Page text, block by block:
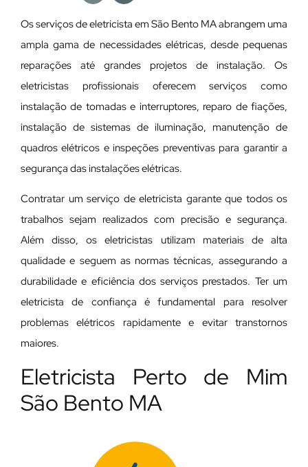
Os serviços de eletricista em São Bento MA abrangem uma
ampla gama de necessidades elétricas, desde pequenas
reparações até grandes projetos de instalação. Os
eletricistas profissionais oferecem serviços como
instalação de tomadas e interruptores, reparo de fiações,
instalação de sistemas de iluminação, manutenção de
quadros elétricos e inspeções preventivas para garantir a
segurança das instalações elétricas.
Contratar um serviço de eletricista garante que todos os
trabalhos sejam realizados com precisão e segurança.
Além disso, os eletricistas utilizam materiais de alta
qualidade e seguem as normas técnicas, assegurando a
durabilidade e eficiência dos serviços prestados. Ter um
eletricista de confiança é fundamental para resolver
problemas elétricos rapidamente e evitar transtornos
maiores.
Eletricista Perto de Mim
São Bento MA